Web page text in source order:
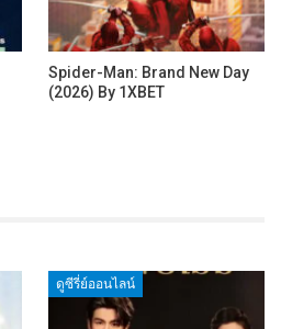
Spider-Man: Brand New Day
(2026) By 1XBET
ดูซีรี่ย์ออนไลน์